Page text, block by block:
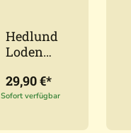
Hedlund
Loden
n Basic
29,90 €*
Sofort verfügbar
UVP: